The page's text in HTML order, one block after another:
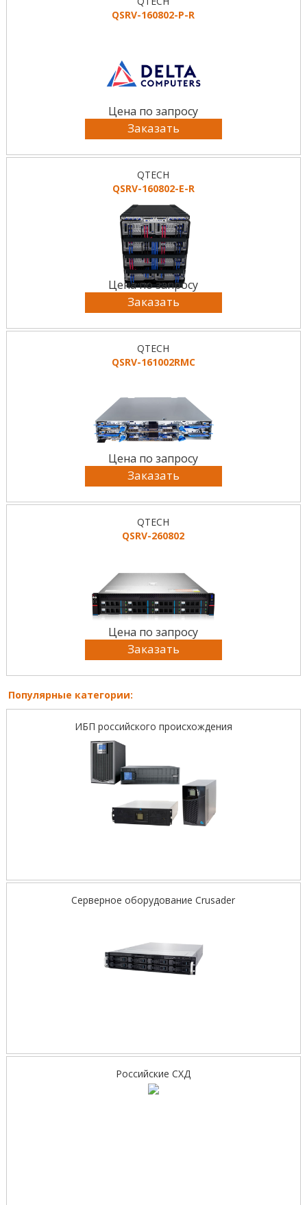
QSRV-160802-P-R
Цена по запросу
Заказать
QTECH
QSRV-160802-E-R
Цена по запросу
Заказать
QTECH
QSRV-161002RMC
Цена по запросу
Заказать
QTECH
QSRV-260802
Цена по запросу
Заказать
Популярные категории:
ИБП российского происхождения
Серверное оборудование Crusader
Российские СХД